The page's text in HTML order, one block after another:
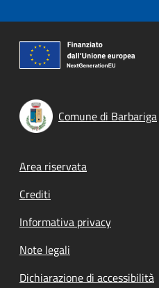
Comune di Barbariga
Footer menu
Area riservata
Crediti
Informativa privacy
Note legali
Dichiarazione di accessibilità